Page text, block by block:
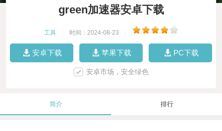
green加速器安卓下载
工具 时间：2024-08-23
安卓下载 苹果下载 PC下载
安卓市场，安全绿色
简介 排行